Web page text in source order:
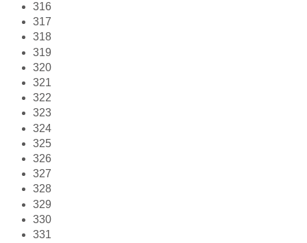
316
317
318
319
320
321
322
323
324
325
326
327
328
329
330
331